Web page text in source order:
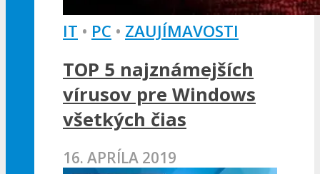
IT • PC • ZAUJÍMAVOSTI
TOP 5 najznámejších
vírusov pre Windows
všetkých čias
16. APRÍLA 2019